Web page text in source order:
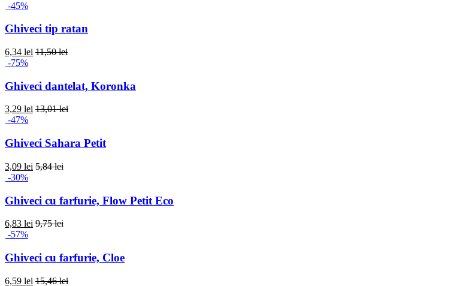
-45%
Ghiveci tip ratan
6,34 lei 11,50 lei
-75%
Ghiveci dantelat, Koronka
3,29 lei 13,01 lei
-47%
Ghiveci Sahara Petit
3,09 lei 5,84 lei
-30%
Ghiveci cu farfurie, Flow Petit Eco
6,83 lei 9,75 lei
-57%
Ghiveci cu farfurie, Cloe
6,59 lei 15,46 lei